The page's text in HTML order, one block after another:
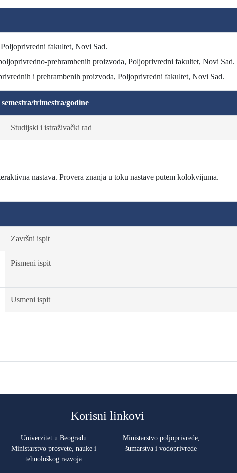
fakultet, Novi Sad.
prehrambenih proizvoda, Poljoprivredni fakultet, Novi Sad.
i prehrambenih proizvoda, Poljoprivredni fakultet, Novi Sad.
trimestra/godine
Studijski i istraživački rad
nastava. Provera znanja u toku nastave putem kolokvijuma.
Završni ispit
Pismeni ispit
Usmeni ispit
Korisni linkovi
Univerzitet u Beogradu
Ministarstvo prosvete, nauke i
tehnološkog razvoja
Ministarstvo poljoprivrede,
šumarstva i vodoprivrede